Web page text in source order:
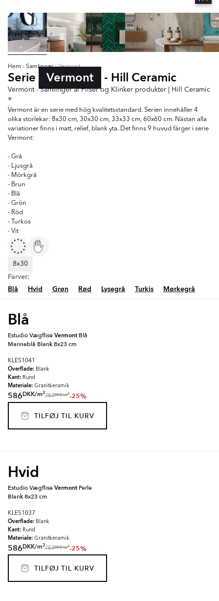
Hem Samlinger Vermont
Serie Vermont - Hill Ceramic
Vermont - Samlinger af Fliser og Klinker produkter | Hill Ceramic
®
Vermont är en serie med hög kvalitetsstandard. Serien innehåller 4
olika storlekar: 8x30 cm, 30x30 cm, 33x33 cm, 60x60 cm. Nästan alla
variationer finns i matt, relief, blank yta. Det finns 9 huvud färger i serie
Vermont:
- Grå
- Ljusgrå
- Mörkgrå
- Brun
- Blå
- Grön
- Röd
- Turkos
- Vit
8x30
Farver:
Blå
Hvid Grøn Rød Lysegrå Turkis Mørkegrå
Blå
Estudio VægfliseVermont Blå
Marineblå Blank 8x23 cm
KLES1041
Overflade: Blank
Kant: Rund
Materiale: Granitkeramik
586DKK/m2
783DKK/m2-25%
TILFØJ TIL KURV
Hvid
Estudio VægfliseVermont Perle
Blank 8x23 cm
KLES1037
Overflade: Blank
Kant: Rund
Materiale: Granitkeramik
586DKK/m2
783DKK/m2-25%
TILFØJ TIL KURV